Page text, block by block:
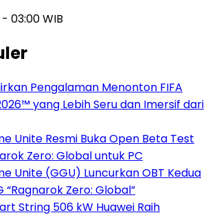
03:00 WIB
Pengalaman Menonton FIFA
yang Lebih Seru dan Imersif dari
Unite Resmi Buka Open Beta Test
Zero: Global untuk PC
Unite (GGU) Luncurkan OBT Kedua
“Ragnarok Zero: Global”
String 506 kW Huawei Raih